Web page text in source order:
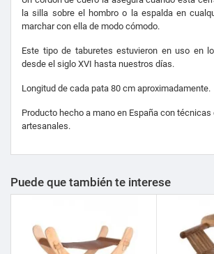
la silla sobre el hombro o la espalda en
marchar con ella de modo cómodo.
Este tipo de taburetes estuvieron en uso en
desde el siglo XVI hasta nuestros días.
Longitud de cada pata 80 cm aproximadamente.
Producto hecho a mano en España con
artesanales.
Puede que también te interese